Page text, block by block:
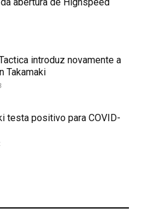
introduz novamente a
Takamaki
testa positivo para COVID-